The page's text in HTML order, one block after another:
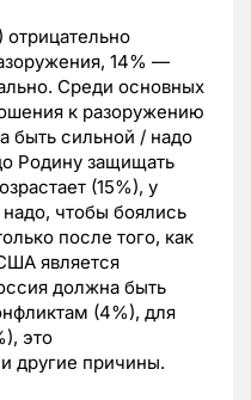
14% —
Среди основных
к разоружению
быть сильной / надо
Родину защищать
(15%), у
чтобы боялись
после того, как
является
должна быть
(4%), для
это
другие причины.